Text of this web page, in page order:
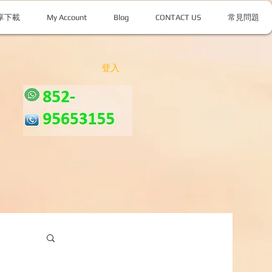
下載 My Account Blog CONTACT US 常見問題
登入